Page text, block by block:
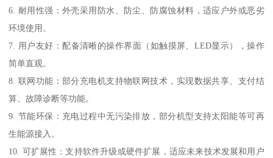
6. 耐用性强：外壳采用防水、防尘、防腐蚀材料，适应户外或恶劣
环境使用。
7. 用户友好：配备清晰的操作界面（如触摸屏、LED显示），操作
简单直观。
8. 联网功能：部分充电机支持物联网技术，实现数据共享、支付结
算、故障诊断等功能。
9. 节能环保：充电过程中无污染排放，部分机型支持太阳能等可再
生能源接入。
10. 可扩展性：支持软件升级或硬件扩展，适应未来技术发展和用户